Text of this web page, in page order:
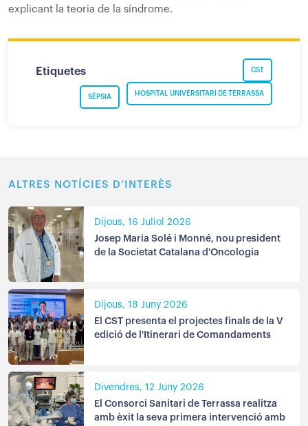
explicant la teoria de la síndrome.
Etiquetes CST
HOSPITAL UNIVERSITARI DE TERRASSA
SÈPSIA
ALTRES NOTÍCIES D’INTERÈS
Dijous, 16 Juliol 2026
Josep Maria Solé i Monné, nou president
de la Societat Catalana d'Oncologia
Dijous, 18 Juny 2026
El CST presenta el projectes finals de la V
edició de l'Itinerari de Comandaments
Divendres, 12 Juny 2026
El Consorci Sanitari de Terrassa realitza
amb èxit la seva primera intervenció amb